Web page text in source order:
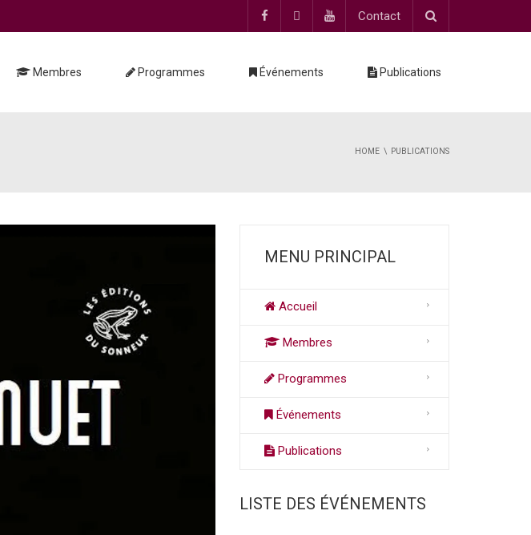
Contact
Membres Programmes Événements Publications
HOME PUBLICATIONS
MENU PRINCIPAL
Accueil
Membres
Programmes
Événements
Publications
LISTE DES ÉVÉNEMENTS